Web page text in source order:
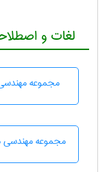
لغات و
مجموعه
مجموعه مهندسی